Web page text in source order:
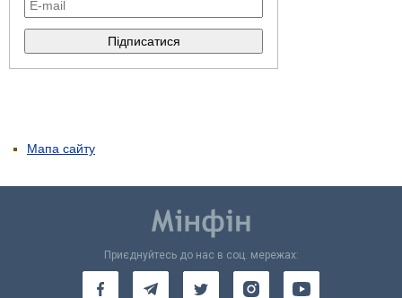
Мапа сайту
Приєднуйтесь до нас в соц. мережах: